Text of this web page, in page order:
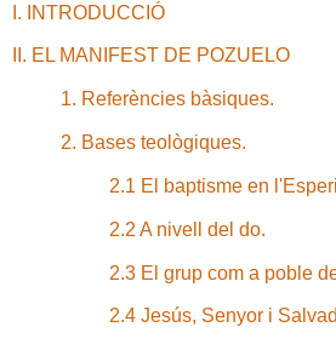
I. INTRODUCCIÓ
II. EL MANIFEST DE POZUELO
1. Referències bàsiques.
2. Bases teològiques.
2.1 El baptisme en
2.2 A nivell del do.
2.3 El grup com a poble
2.4 Jesús, Senyor i